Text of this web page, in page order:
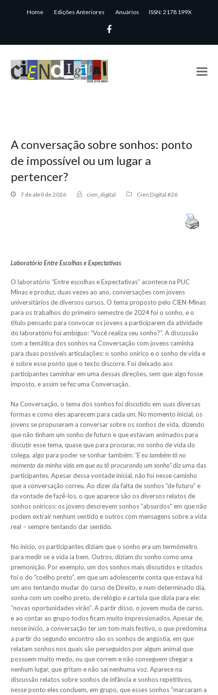
Home Edições Anteriores Anuários ISSN: 2178 199X
Facebook
A conversação sobre sonhos: ponto
de impossível ou um lugar a
pertencer?
7 de abril de 2026 cien_digital Cien Digital #26
Laboratório Entre Escolhas e Expectativas
O laboratório “Entre escolhas e Expectativas” acontece na PUC
Minas e produz, duas vezes ao ano, conversações com jovens
universitários de diversos cursos. O tema proposto pelo CIEN-Minas
para os trabalhos do primeiro semestre de 2024 foi o sonho, e o
título pensado para convocar os jovens a participarem da atividade
do laboratório foi ambíguo: “Você realiza seu sonho?”. A discussão
com a temática dos sonhos na Conversação com jovens caminha
para duas possíveis articulações: o sonho onírico e o sonho de vida e
é sobre esse ponto que o texto discorre. Foi deixado aos
participantes caminhar em uma dessas direções, sem que algo fosse
imposto, e assim se fez uma Conversação.
Na Conversação, o tema dos sonhos foi discutido em suas diversas
formas e como eles aparecem para cada um. No momento inicial, os
jovens se propuseram a conversar sobre os sonhos de vida, dizendo
que não tinham um sonho de futuro e que estavam animados para
discutir esse tema, quase que para procurar, no sonho de vida do
colega, algo para poder se sonhar também: “E eu também tô no
momento da minha vida em que eu tô procurando um sonho”diz uma das
participantes. Apesar dessa vontade inicial, não foi nesse caminho
que a conversação correu. Ao dizer da falta de sonhos “de futuro” e
da vontade de fazê-los, o que aparece são os diversos relatos de
sonhos oníricos: os jovens descrevem sonhos “absurdos” em que não
podem extrair nenhum sentido e outros com mensagens sobre a vida
real – sempre tentando dar sentido.
No início, os participantes diziam que o sonho era um termómetro
para medir se a vida ia bem. Outros, diziam do sonho como uma
premonição. Por exemplo, um dos sonhos mais discutidos e citados
foi o do “coelho preto”, em que um adolescente conta que estava há
um ano tentando mudar do curso de Direito, e num determinado dia,
sonha com um coelho preto, de relógio e cartola que dizia para ele:
“novas oportunidades virão”. A partir disso, o jovem muda de curso,
e ao contar ao grupo todos ficam muito impressionados. Apesar de,
nesse início, a conversação ter um tom mais festivo, o que predomina
a partir do segundo encontro são os sonhos de angústia, em que
relatam sonhos nos quais são perseguidos por algum animal que
possuem muito medo, ou que correm e não conseguem chegar a
nenhum lugar, que gritam e não sai nenhuma voz. Aparece na
discussão relatos sobre sonhos de infância e sonhos repetitivos,
nesse ponto eles concluem, em grupo, que esses sonhos “marcaram a